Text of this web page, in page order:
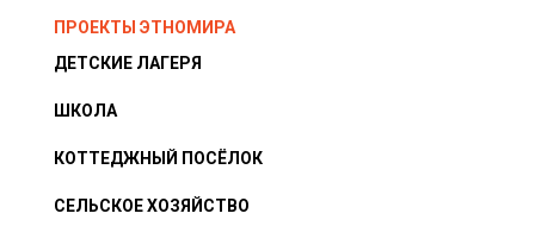
ПРОЕКТЫ ЭТНОМИРА
ДЕТСКИЕ ЛАГЕРЯ
ШКОЛА
КОТТЕДЖНЫЙ ПОСЁЛОК
СЕЛЬСКОЕ ХОЗЯЙСТВО